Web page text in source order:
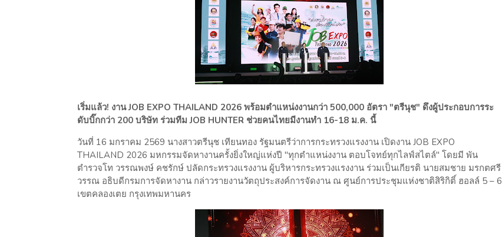
เริ่มแล้ว! งาน JOB EXPO THAILAND 2026 พร้อมตำแหน่งงานกว่า 500,000 อัตรา "ตรีนุช" ดึงผู้ประกอบการระ
ดับบิ๊กกว่า 200 บริษัท ร่วมทีม JOB HUNTER ช่วยคนไทยมีงานทำ 16-18 ม.ค. นี้
วันที่ 16 มกราคม 2569 นางสาวตรีนุช เทียนทอง รัฐมนตรีว่าการกระทรวงแรงงาน เปิดงาน JOB EXPO
THAILAND 2026 มหกรรมจัดหางานครั้งยิ่งใหญ่แห่งปี "ทุกตำแหน่งงาน ตอบโจทย์ทุกไลฟ์สไตล์" โดยมี พัน
ตำรวจโท วรรณพงษ์ คชรักษ์ ปลัดกระทรวงแรงงาน ผู้บริหารกระทรวงแรงงาน ร่วมเป็นเกียรติ นายสมชาย มรกตศรี
วรรณ อธิบดีกรมการจัดหางาน กล่าวรายงานวัตถุประสงค์การจัดงาน ณ ศูนย์การประชุมแห่งชาติสิริกิติ์ ฮอลล์ 5 – 6
เขตคลองเตย กรุงเทพมหานคร